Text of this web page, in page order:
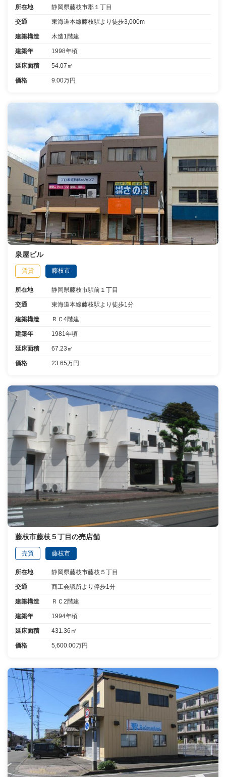
所在地 静岡県藤枝市郡１丁目
交通 東海道本線藤枝駅より徒歩3,000m
建築構造 木造1階建
建築年 1998年頃
延床面積 54.07㎡
価格 9.00万円
泉屋ビル
賃貸 藤枝市
所在地 静岡県藤枝市駅前１丁目
交通 東海道本線藤枝駅より徒歩1分
建築構造 ＲＣ4階建
建築年 1981年頃
延床面積 67.23㎡
価格 23.65万円
藤枝市藤枝５丁目の売店舗
売買 藤枝市
所在地 静岡県藤枝市藤枝５丁目
交通 商工会議所より停歩1分
建築構造 ＲＣ2階建
建築年 1994年頃
延床面積 431.36㎡
価格 5,600.00万円